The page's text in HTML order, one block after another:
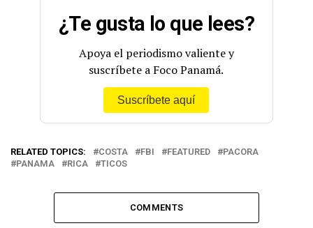
¿Te gusta lo que lees?
Apoya el periodismo valiente y
suscríbete a Foco Panamá.
Suscríbete aquí
RELATED TOPICS: COSTA FBI FEATURED
PACORA
PANAMA
RICA TICOS
COMMENTS